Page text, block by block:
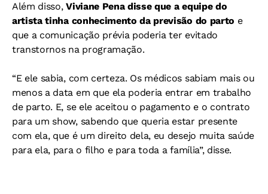
Além disso,Viviane Pena disse que a equipe do
artista tinha conhecimento da previsão do parto e
que a comunicação prévia poderia ter evitado
transtornos na programação.
“E ele sabia, com certeza. Os médicos sabiam mais ou
menos a data em que ela poderia entrar em trabalho
de parto. E, se ele aceitou o pagamento e o contrato
para um show, sabendo que queria estar presente
com ela, que é um direito dela, eu desejo muita saúde
para ela, para o filho e para toda a família”, disse.